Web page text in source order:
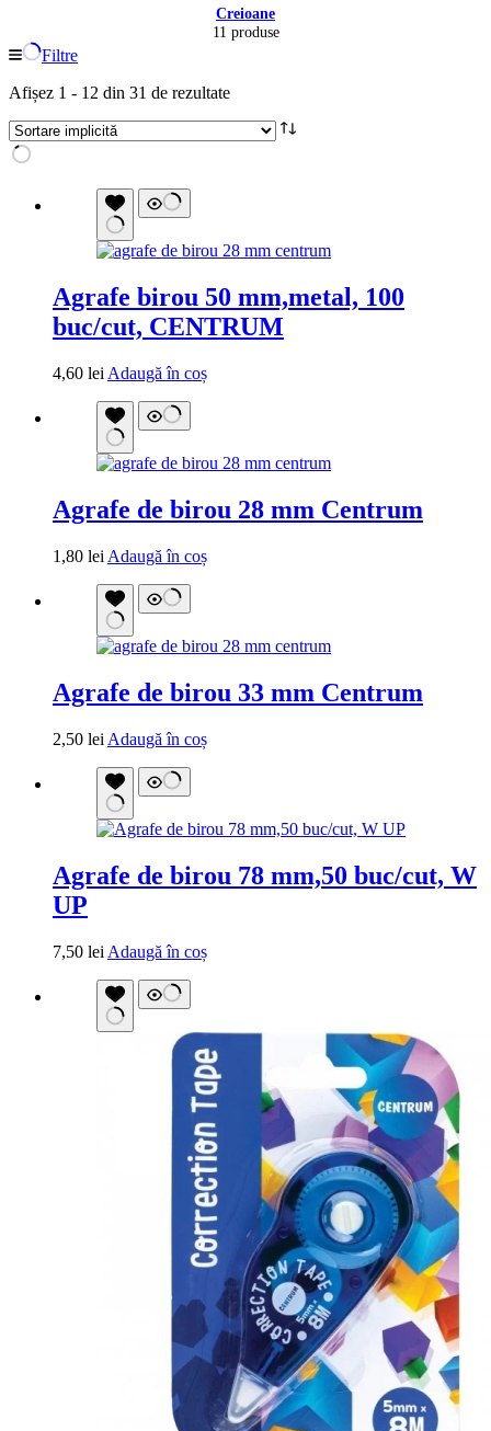
Creioane
11 produse
Filtre
Afișez 1 - 12 din 31 de rezultate
Agrafe birou 50 mm,metal, 100
buc/cut, CENTRUM
4,60 lei Adaugă în coș
Agrafe de birou 28 mm Centrum
1,80 lei Adaugă în coș
Agrafe de birou 33 mm Centrum
2,50 lei Adaugă în coș
Agrafe de birou 78 mm,50 buc/cut, W
UP
7,50 lei Adaugă în coș